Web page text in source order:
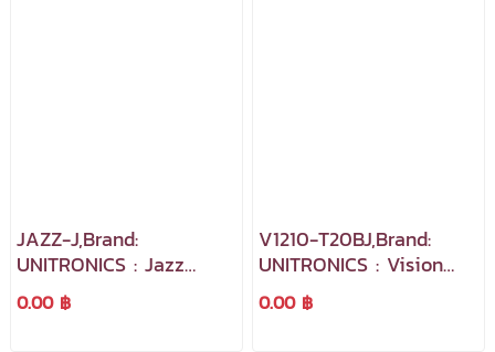
JAZZ-J,Brand:
UNITRONICS : Jazz
Micro-OPLC
Programmable Logic
0.00 ฿
V1210-T20BJ,Brand:
UNITRONICS : Vision
Programmable Logic
Control+HMI (PLC+HMI)
0.00 ฿